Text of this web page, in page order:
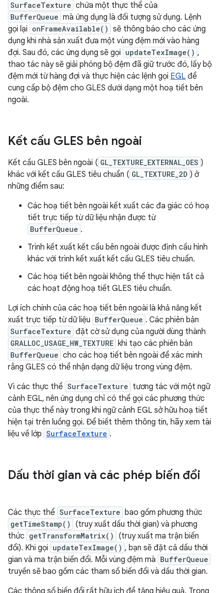
SurfaceTexture chứa một thực thể của
BufferQueue mà ứng dụng là đối tượng sử dụng. Lệnh
gọi lại onFrameAvailable() sẽ thông báo cho các ứng
dụng khi nhà sản xuất đưa một vùng đệm mới vào hàng
đợi. Sau đó, các ứng dụng sẽ gọi updateTexImage() ,
thao tác này sẽ giải phóng bộ đệm đã giữ trước đó, lấy bộ
đệm mới từ hàng đợi và thực hiện các lệnh gọi EGL để
cung cấp bộ đệm cho GLES dưới dạng một hoạ tiết bên
ngoài.
Kết cấu GLES bên ngoài
Kết cấu GLES bên ngoài ( GL_TEXTURE_EXTERNAL_OES )
khác với kết cấu GLES tiêu chuẩn ( GL_TEXTURE_2D ) ở
những điểm sau:
Các hoạ tiết bên ngoài kết xuất các đa giác có hoạ
tiết trực tiếp từ dữ liệu nhận được từ
BufferQueue .
Trình kết xuất kết cấu bên ngoài được định cấu hình
khác với trình kết xuất kết cấu GLES tiêu chuẩn.
Các hoạ tiết bên ngoài không thể thực hiện tất cả
các hoạt động hoạ tiết GLES tiêu chuẩn.
Lợi ích chính của các hoạ tiết bên ngoài là khả năng kết
xuất trực tiếp từ dữ liệu BufferQueue . Các phiên bản
SurfaceTexture đặt cờ sử dụng của người dùng thành
GRALLOC_USAGE_HW_TEXTURE khi tạo các phiên bản
BufferQueue cho các hoạ tiết bên ngoài để xác minh
rằng GLES có thể nhận dạng dữ liệu trong vùng đệm.
Vì các thực thể SurfaceTexture tương tác với một ngữ
cảnh EGL, nên ứng dụng chỉ có thể gọi các phương thức
của thực thể này trong khi ngữ cảnh EGL sở hữu hoạ tiết
hiện tại trên luồng gọi. Để biết thêm thông tin, hãy xem tài
liệu về lớp SurfaceTexture .
Dấu thời gian và các phép biến đổi
Các thực thể SurfaceTexture bao gồm phương thức
getTimeStamp()
(truy xuất dấu thời gian) và phương
thức getTransformMatrix()
(truy xuất ma trận biến
đổi). Khi gọi updateTexImage() , bạn sẽ đặt cả dấu thời
gian và ma trận biến đổi. Mỗi vùng đệm mà BufferQueue
truyền sẽ bao gồm các tham số biến đổi và dấu thời gian.
Các thông số biến đổi rất hữu ích để tăng hiệu quả. Trong